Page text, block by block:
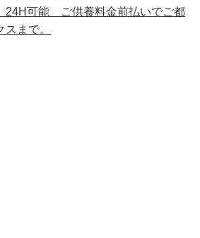
平成26年12月5日
平成26年4月28日
可能 ご供養料金前払いでご都
まで。